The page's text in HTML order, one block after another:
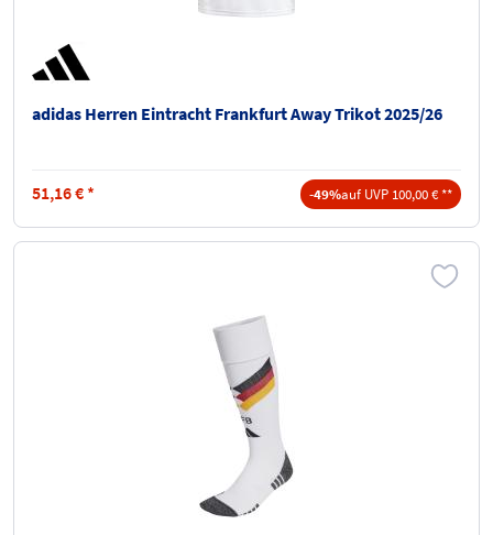
adidas Herren Eintracht Frankfurt Away Trikot 2025/26
51,16€ * -49%auf UVP 100,00 € **